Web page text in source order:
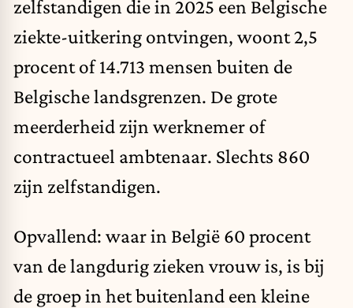
zelfstandigen die in 2025 een Belgische
ziekte-uitkering ontvingen, woont 2,5
procent of 14.713 mensen buiten de
Belgische landsgrenzen. De grote
meerderheid zijn werknemer of
contractueel ambtenaar. Slechts 860
zijn zelfstandigen.
Opvallend: waar in België 60 procent
van de langdurig zieken vrouw is, is bij
de groep in het buitenland een kleine